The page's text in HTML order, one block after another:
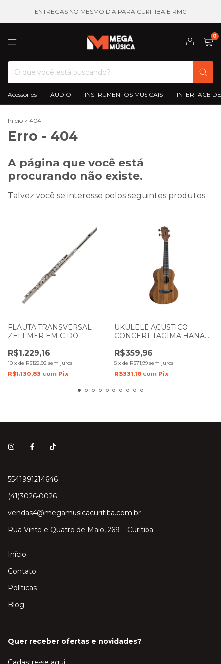
ENTREGAS NO MESMO DIA PARA CURITIBA E RMC
0
Acessórios ÁUDIO INSTRUMENTOS MUSICAIS INTERFACE
Início > 404
Erro - 404
A página que você está
procurando não existe.
Talvez você se interesse pelos seguintes produtos.
FLAUTA TRANSVERSAL
ZELLMER EM C DÓ
R$1.229,16
10 x de R$122,92 sem juros
R$1.130,83 com Pix
UKULELE ACUSTICO
CONCERT TAGIMA HANA
NATURAL SATIN
R$359,96
5 x de R$71,99 sem juros
R$331,16 com Pix
5541991214646
(41)3026-0026
vendas4@megamusicacuritiba.com.br
Rua Vinte e Quatro de Maio, 269 – Curitiba
Início
Contato
Políticas
Blog
Quer receber ofertas e novidades?
Cadastre-se aqui